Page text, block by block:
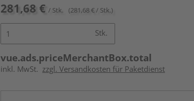
281,68 € / Stk. (281,68 € / Stk.)
Stk.
vue.ads.priceMerchantBox.total
inkl. MwSt. zzgl. Versandkosten für Paketdienst